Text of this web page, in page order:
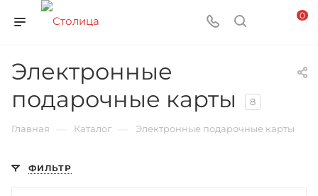
0
Электронные
подарочные карты
8
Главная Каталог Электронные подарочные карты
ФИЛЬТР